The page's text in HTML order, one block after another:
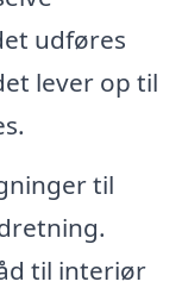
udføres
lever op til
til
til interiør